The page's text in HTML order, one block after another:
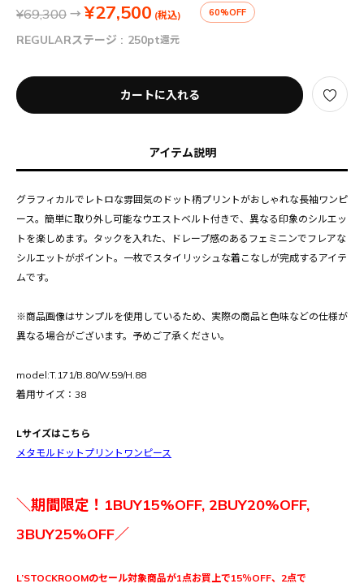
¥69,300 → ¥27,500 (税込) 60%OFF
REGULARステージ : 250pt還元
カートに入れる
アイテム説明
グラフィカルでレトロな雰囲気のドット柄プリントがおしゃれな長袖ワンピ
ース。簡単に取り外し可能なウエストベルト付きで、異なる印象のシルエッ
トを楽しめます。タックを入れた、ドレープ感のあるフェミニンでフレアな
シルエットがポイント。一枚でスタイリッシュな着こなしが完成するアイテ
ムです。
※商品画像はサンプルを使用しているため、実際の商品と色味などの仕様が
異なる場合がございます。予めご了承ください。
model:T.171/B.80/W.59/H.88
着用サイズ：38
Lサイズはこちら
メタモルドットプリントワンピース
＼期間限定！1BUY15%OFF, 2BUY20%OFF,
3BUY25%OFF／
L’STOCKROOMのセール対象商品が1点お買上で15％OFF、2点で